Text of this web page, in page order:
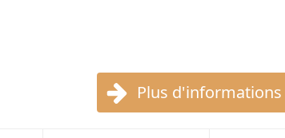
Plus d'informations